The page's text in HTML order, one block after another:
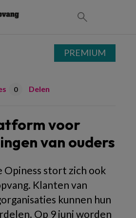
0 Delen
voor
van ouders
Opiness stort zich ook
Klanten van
kunnen hun
Op 9 juni worden
PREMIUM